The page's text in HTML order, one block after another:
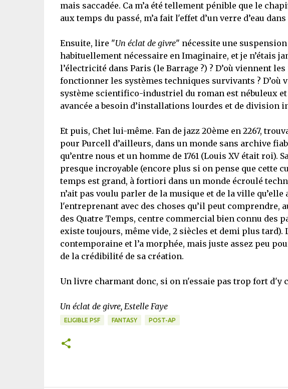
mais saccadée. Ca m’a été tellement pénible que le
aux temps du passé, m’a fait l'effet d’un verre d’eau
Ensuite, lire "Un éclat de givre" nécessite une
habituellement nécessaire en Imaginaire, et je n’étais
l’électricité dans Paris (le Barrage ?) ? D’où viennent
fonctionner les systèmes techniques survivants ? D’où
système scientifico-industriel du roman est nébuleux
avancée a besoin d’installations lourdes et de division
Et puis, Chet lui-même. Fan de jazz 20ème en 2267,
pour Purcell d’ailleurs, dans un monde sans archive
qu’entre nous et un homme de 1761 (Louis XV était roi).
presque incroyable (encore plus si on pense que cette
temps est grand, à fortiori dans un monde écroulé
n’ait pas voulu parler de la musique et de la ville qu’elle
l'entreprenant avec des choses qu’il peut comprendre,
des Quatre Temps, centre commercial bien connu des
existe toujours, même vide, 2 siècles et demi plus tard).
contemporaine et l’a morphée, mais juste assez peu
de la crédibilité de sa création.
Un livre charmant donc, si on n'essaie pas trop fort d'y
Un éclat de givre, Estelle Faye
ELIGIBLE PSF FANTASY POST-AP